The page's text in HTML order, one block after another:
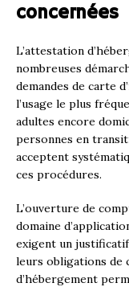
concernées
L’attestation
nombreuses
demandes de carte
l’usage le plus
adultes encore
personnes en
acceptent
ces procédures.
L’ouverture de
domaine
exigent un
leurs obligations de
d’hébergement